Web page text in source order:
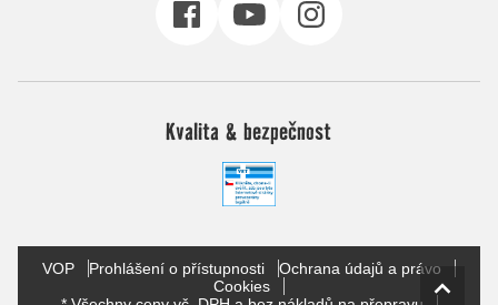
Kvalita & bezpečnost
VOP Prohlášení o přístupnosti
Ochrana údajů a právo
Cookies